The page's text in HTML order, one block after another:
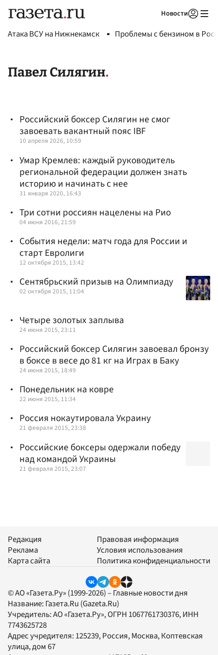
Новости
Атака ВСУ на Нижнекамск Проблемы с бензином в
Павел Силягин
Российский боксер Силягин не смог
завоевать вакантный пояс IBF
10 апреля 2026, 10:59
Умар Кремлев: каждый руководитель
региональной федерации должен знать
историю и начинать с нее
31 января 2020, 16:43
Три сотни россиян нацелены на Рио
04 июня 2016, 21:59
События недели: матч года для России и
старт Евролиги
12 октября 2015, 13:42
Сентябрьский призыв на Олимпиаду
02 октября 2015, 11:04
Четыре золотых заплыва
24 июня 2015, 23:11
Российский боксер Силягин завоевал бронзу
в боксе в весе до 81 кг на Играх в Баку
24 июня 2015, 18:49
Понедельник на ковре
22 июня 2015, 11:34
Россия нокаутировала Украину
21 февраля 2015, 23:38
Российские боксеры одержали победу
над командой Украины
21 февраля 2015, 23:07
Редакция
Реклама
Карта сайта
Правовая информация
Условия использования
Политика конфиденциальности
© АО «Газета.Ру» (1999-2026) – Главные новости дня
Название: Газета.Ru (Gazeta.Ru)
Учредитель:АО «Газета.Ру», ОГРН 1067761730376, ИНН
7743625728
Адрес учредителя: 125239, Россия, Москва, Коптевская
улица, дом 67